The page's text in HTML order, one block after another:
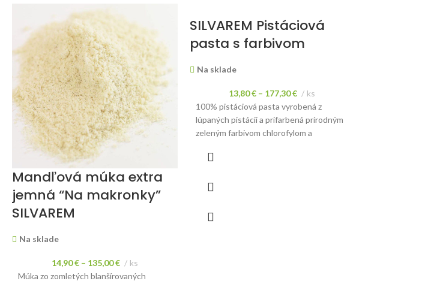
Mandľová múka extra
jemná “Na makronky”
SILVAREM
Na sklade
14,90€ – 135,00€
ks
Múka zo zomletých blanšírovaných
SILVAREM Pistáciová
pasta s farbivom
Na sklade
13,80€ – 177,30€
ks
100% pistáciová pasta vyrobená z
lúpaných pistácií a prifarbená prírodným
zeleným farbivom chlorofylom a